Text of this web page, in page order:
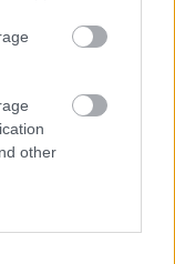
other
vér-agy gáton
tartod-e.
pontosan
Ez a cikk
jelent